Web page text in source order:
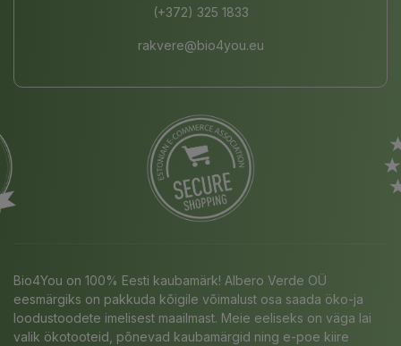
(+372) 325 1833
rakvere@bio4you.eu
Bio4You on 100% Eesti kaubamärk! Albero Verde OÜ
eesmärgiks on pakkuda kõigile võimalust osa saada öko-ja
loodustoodete imelisest maailmast. Meie eeliseks on väga lai
valik ökotooteid, põnevad kaubamärgid ning e-poe kiire